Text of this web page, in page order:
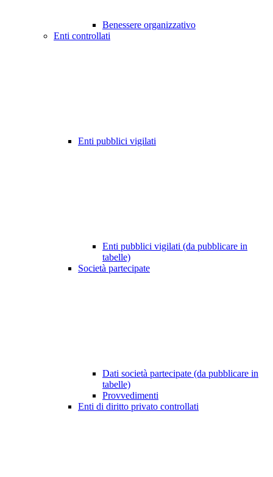
Benessere organizzativo
Enti controllati
Enti pubblici vigilati
Enti pubblici vigilati (da pubblicare in
tabelle)
Società partecipate
Dati società partecipate (da pubblicare in
tabelle)
Provvedimenti
Enti di diritto privato controllati